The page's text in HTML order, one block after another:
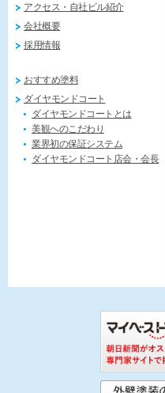
アクセス・自社ビル紹介
会社概要
採用情報
おすすめ塗料
ダイヤモンドコート
ダイヤモンドコートとは
美観へのこだわり
業界初の保証システム
ダイヤモンドコート店会・会長